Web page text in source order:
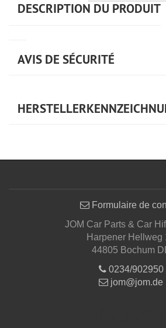
DESCRIPTION DU PRODUIT
AVIS DE SÉCURITÉ
Formulaire de
JOM Car Parts & Car
Harpener Hellweg
44805 Bochum
0234/902950
jom@jom.de